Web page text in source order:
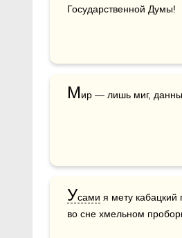
Государственной Думы!
Мир — лишь миг,
Усами я мету кабацкий
во сне хмельном